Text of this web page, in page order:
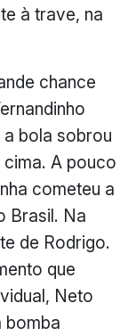
à trave, na
chance
bola sobrou
A pouco
cometeu a
Brasil. Na
de Rodrigo.
que
Neto
bomba